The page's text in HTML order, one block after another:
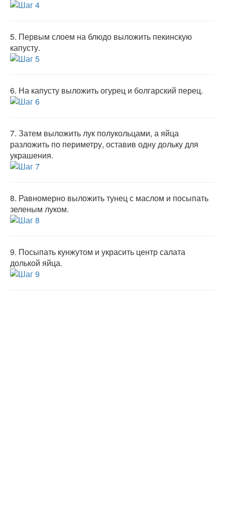
5. Первым слоем на блюдо выложить пекинскую
капусту.
6. На капусту выложить огурец и болгарский перец.
7. Затем выложить лук полукольцами, а яйца
разложить по периметру, оставив одну дольку для
украшения.
8. Равномерно выложить тунец с маслом и посыпать
зеленым луком.
9. Посыпать кунжутом и украсить центр салата
долькой яйца.